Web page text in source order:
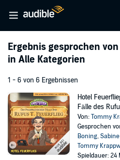
Ergebnis gesprochen von
in Alle Kategorien
1 - 6 von 6 Ergebnissen
Hotel
Fälle des
Von:Tommy
Gesprochen
Boning,
Tommy
Spieldauer: 24